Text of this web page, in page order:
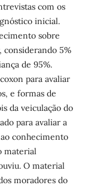
com os
inicial.
sobre
5%
de 95%.
para avaliar
e formas de
da veiculação do
para avaliar a
conhecimento
material
O material
moradores do